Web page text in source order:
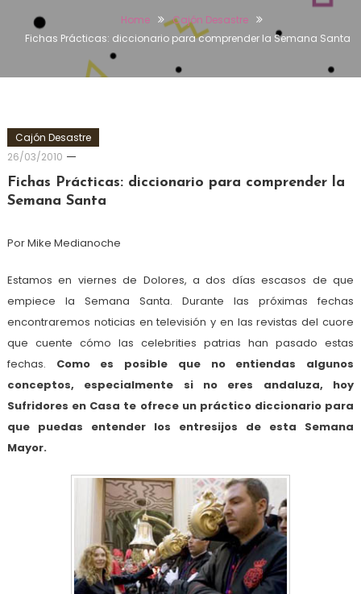
Home
Cajón Desastre
Fichas Prácticas: diccionario para comprender la Semana Santa
Cajón Desastre
26/03/2010
Fichas Prácticas: diccionario para comprender la
Semana Santa
Por Mike Medianoche
Estamos en viernes de Dolores, a dos días escasos de que
empiece la Semana Santa. Durante las próximas fechas
encontraremos noticias en televisión y en las revistas del cuore
que cuente cómo las celebrities patrias han pasado estas
fechas. Como es posible que no entiendas algunos
conceptos, especialmente si no eres andaluza, hoy
Sufridores en Casa te ofrece un práctico diccionario para
que puedas entender los entresijos de esta Semana
Mayor.